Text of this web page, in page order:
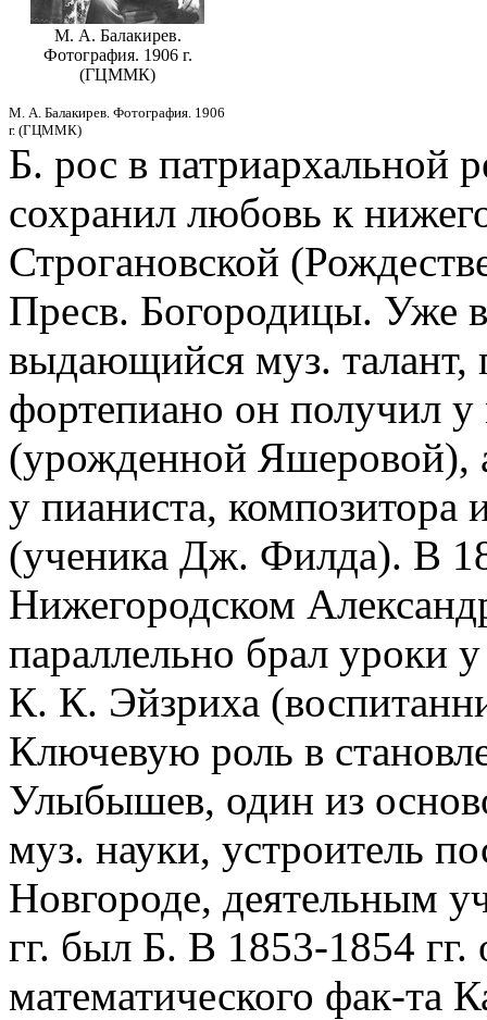
М. А. Балакирев.
Фотография. 1906 г.
(ГЦММК)
М. А. Балакирев. Фотография. 1906
г. (ГЦММК)
Б. рос в патриархальной
сохранил любовь к
Строгановской
Пресв. Богородицы. Уже
выдающийся муз. талант,
фортепиано он получил
(урожденной Яшеровой),
у пианиста,
(ученика Дж. Филда). В
Нижегородском
параллельно брал уроки
К. К. Эйзриха
Ключевую роль в
Улыбышев, один из
муз. науки, устроитель
Новгороде, деятельным
гг. был Б. В 1853-1854
математического фак-та